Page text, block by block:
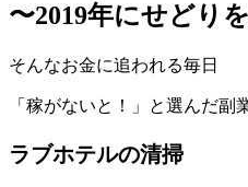
〜2019年にせどり
そんなお金に追われる毎日
「稼がないと！」と選んだ副
ラブホテルの清掃